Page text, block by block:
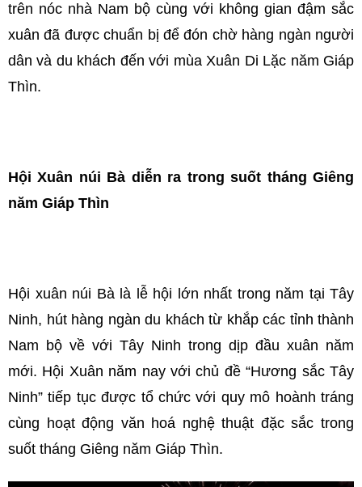
trên nóc nhà Nam bộ cùng với không gian đậm sắc
xuân đã được chuẩn bị để đón chờ hàng ngàn người
dân và du khách đến với mùa Xuân Di Lặc năm Giáp
Thìn.
Hội Xuân núi Bà diễn ra trong suốt tháng Giêng
năm Giáp Thìn
Hội xuân núi Bà là lễ hội lớn nhất trong năm tại Tây
Ninh, hút hàng ngàn du khách từ khắp các tỉnh thành
Nam bộ về với Tây Ninh trong dịp đầu xuân năm
mới. Hội Xuân năm nay với chủ đề “Hương sắc Tây
Ninh” tiếp tục được tổ chức với quy mô hoành tráng
cùng hoạt động văn hoá nghệ thuật đặc sắc trong
suốt tháng Giêng năm Giáp Thìn.